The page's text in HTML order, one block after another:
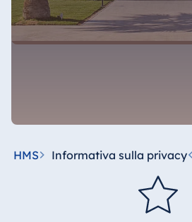
HMS Informativa sulla privacy